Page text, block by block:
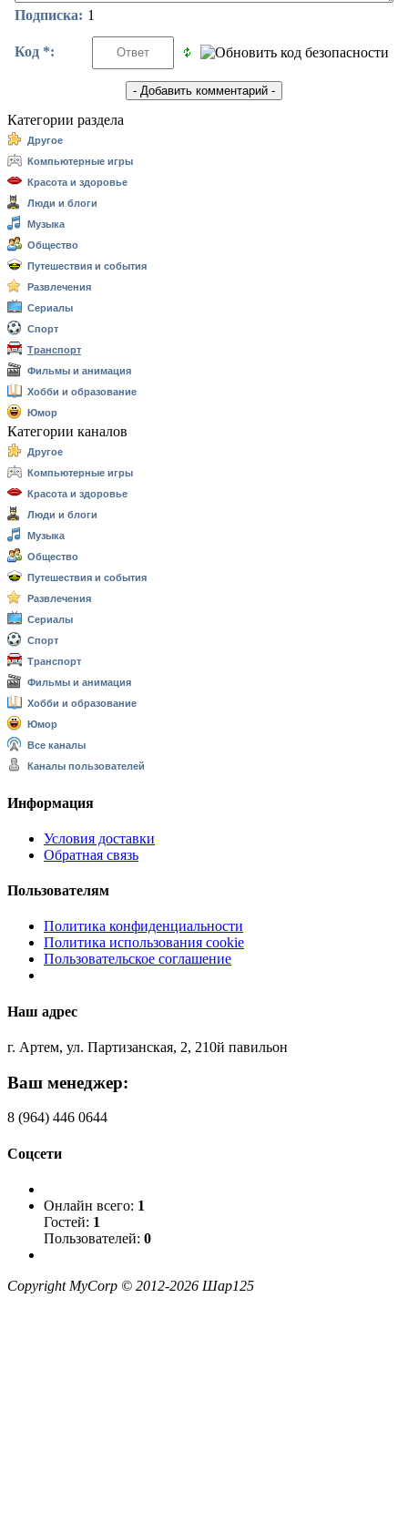
Подписка: 1
Код *:
Категории раздела
Другое
Компьютерные игры
Красота и здоровье
Люди и блоги
Музыка
Общество
Путешествия и события
Развлечения
Сериалы
Спорт
Транспорт
Фильмы и анимация
Хобби и образование
Юмор
Категории каналов
Другое
Компьютерные игры
Красота и здоровье
Люди и блоги
Музыка
Общество
Путешествия и события
Развлечения
Сериалы
Спорт
Транспорт
Фильмы и анимация
Хобби и образование
Юмор
Все каналы
Каналы пользователей
Информация
Условия доставки
Обратная связь
Пользователям
Политика конфиденциальности
Политика использования cookie
Пользовательское соглашение
Наш адрес
г. Артем, ул. Партизанская, 2, 210й павильон
Ваш менеджер:
8 (964) 446 0644
Соцсети
Онлайн всего: 1
Гостей: 1
Пользователей: 0
Copyright MyCorp © 2012-2026 Шар125